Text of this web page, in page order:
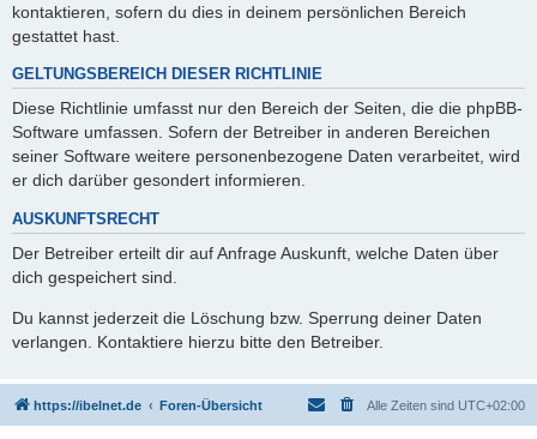
kontaktieren, sofern du dies in deinem persönlichen Bereich
gestattet hast.
GELTUNGSBEREICH DIESER RICHTLINIE
Diese Richtlinie umfasst nur den Bereich der Seiten, die die phpBB-
Software umfassen. Sofern der Betreiber in anderen Bereichen
seiner Software weitere personenbezogene Daten verarbeitet, wird
er dich darüber gesondert informieren.
AUSKUNFTSRECHT
Der Betreiber erteilt dir auf Anfrage Auskunft, welche Daten über
dich gespeichert sind.
Du kannst jederzeit die Löschung bzw. Sperrung deiner Daten
verlangen. Kontaktiere hierzu bitte den Betreiber.
https://ibelnet.de Foren-Übersicht Alle Zeiten sind UTC+02:00